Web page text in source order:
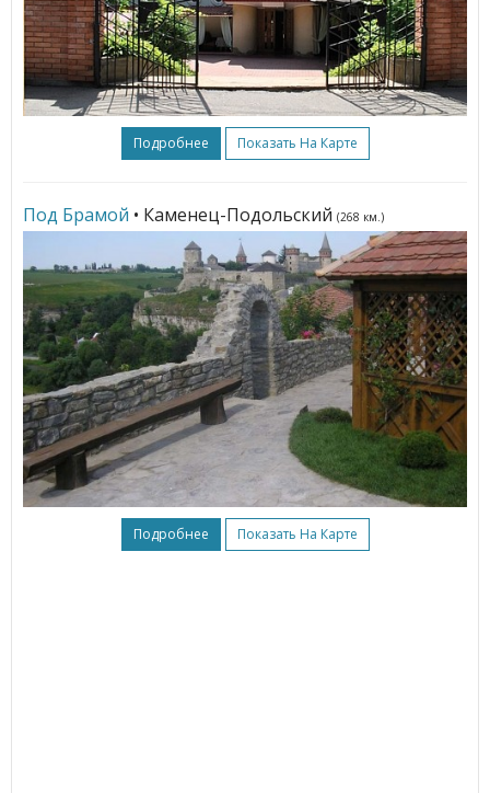
Подробнее Показать На Карте
Под Брамой • Каменец-Подольский (268 км.)
Подробнее Показать На Карте